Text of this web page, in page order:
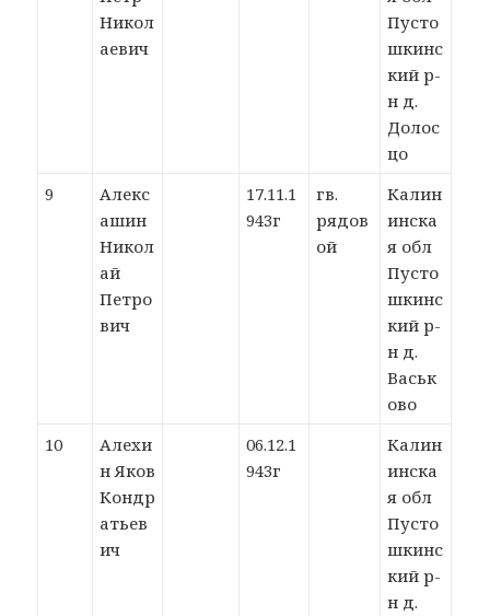
Никол
аевич
Пусто
шкинс
кий р-
н д.
Долос
цо
9
Алекс
ашин
Никол
ай
Петро
вич
17.11.1
943г
гв.
рядов
ой
Калин
инска
я обл
Пусто
шкинс
кий р-
н д.
Васьк
ово
10
Алехи
н Яков
Кондр
атьев
ич
06.12.1
943г
Калин
инска
я обл
Пусто
шкинс
кий р-
н д.